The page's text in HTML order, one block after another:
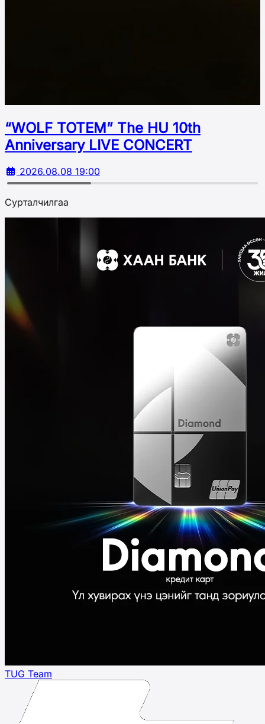
“WOLF TOTEM” The HU 10th
Аnniversary LIVE CONCERT
2026.08.08 19:00
Сурталчилгаа
TUG Team